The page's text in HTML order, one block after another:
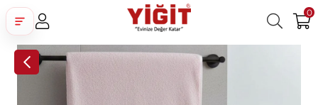
0
Üye Girişi Üye Ol Facebook İle Bağlan